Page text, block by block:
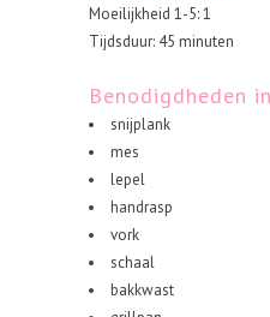
Moeilijkheid 1-5: 1
Tijdsduur: 45 minuten
Benodigdheden
snijplank
mes
lepel
handrasp
vork
schaal
bakkwast